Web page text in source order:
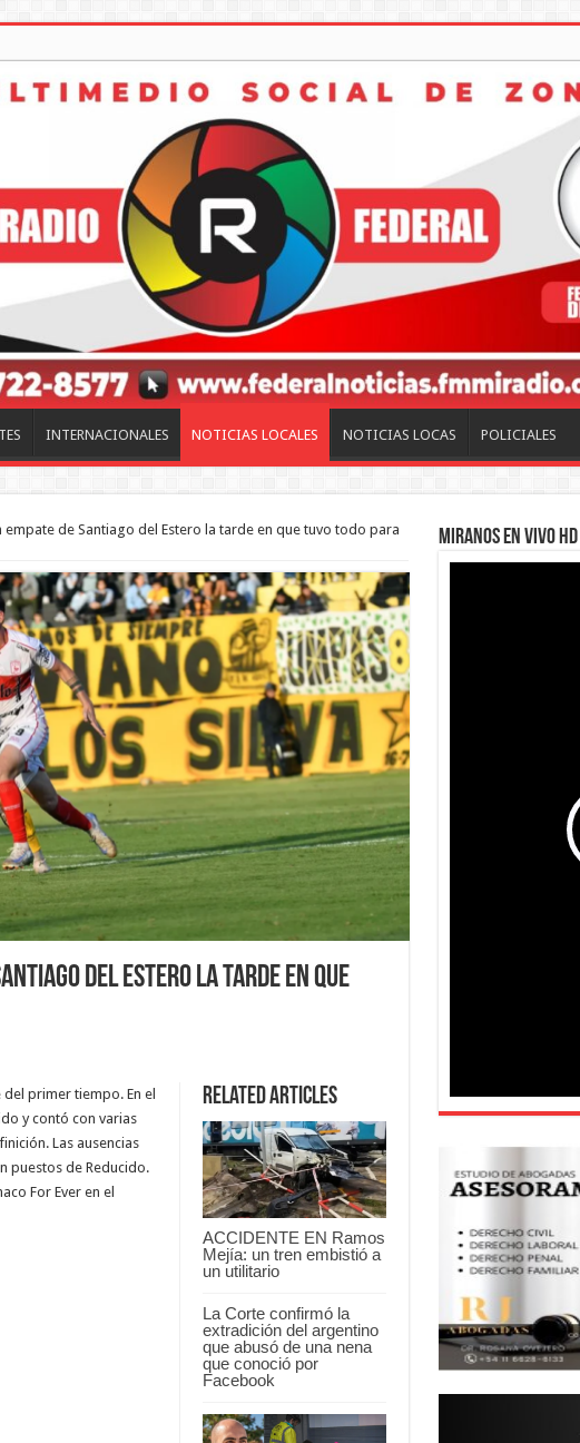
INTERNACIONALES NOTICIAS LOCALES NOTICIAS LOCAS POLICIALES
de Santiago del Estero la tarde en que tuvo todo para
del Estero la tarde en que
Related Articles
ACCIDENTE EN Ramos
Mejía: un tren embistió a
un utilitario
La Corte confirmó la
extradición del argentino
que abusó de una nena
que conoció por
Facebook
primer tiempo. En el
y contó con varias
Las ausencias
puestos de Reducido.
For Ever en el
MIRANOS EN VIVO HD